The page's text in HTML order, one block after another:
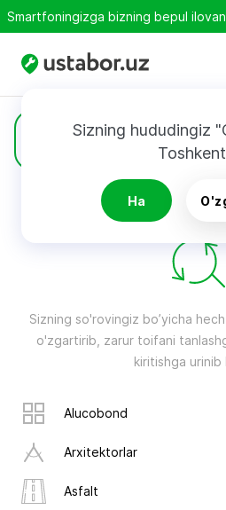
Sizning hududingiz
Ha
Maxsus moslamalar
QIDIRUV NATIJALARI
Sizning so'rovingiz bo’yicha
o'zgartirib, zarur toifani
kiritishga urinib
Alucobond
Arxitektorlar
Asfalt